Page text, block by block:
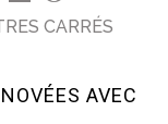
CARRÉS
AVEC